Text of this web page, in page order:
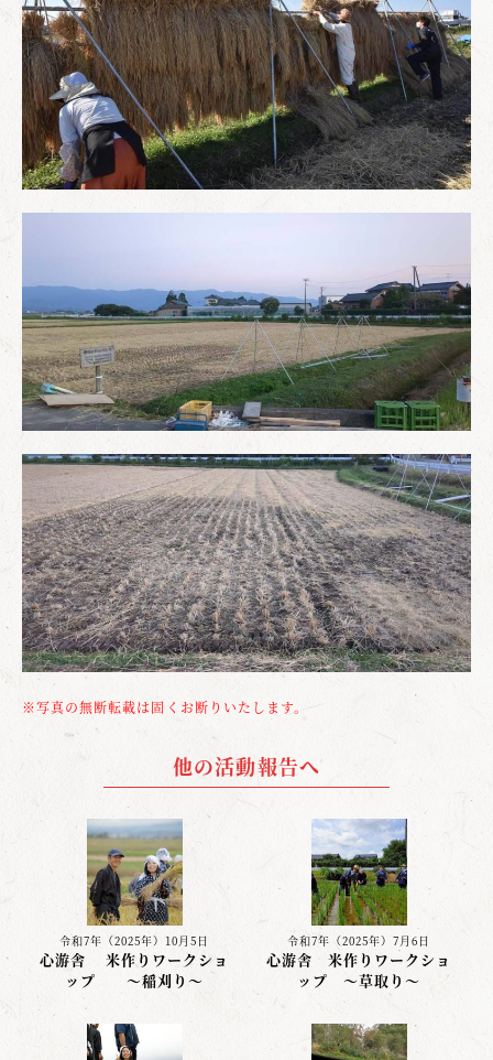
※写真の無断転載は固くお断りいたします。
他の活動報告へ
令和7年（2025年）10月5日
心游舎 米作りワークショ
ップ 〜稲刈り〜
令和7年（2025年）7月6日
心游舎 米作りワークショ
ップ ～草取り～